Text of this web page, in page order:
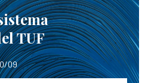
TUF
09